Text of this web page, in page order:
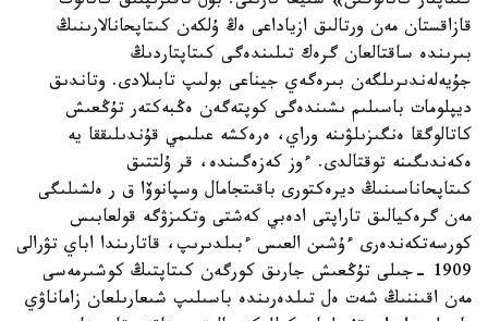
قازاقستان مەن ورتالىق ازياداعى ەڭ ۇلكەن كىتاپحانالارىنىڭ
بىرىندە ساقتالعان گرەك تىلىندەگى كىتاپتاردىڭ
جۇيەلەندىرىلگەن بىرەگەي جيناعى بولىپ تابىلادى. وتاندىق
ديپلومات باسىلىم ىشىندەگى كوپتەگەن ەڭبەكتەر تۇڭعىش
كاتالوگقا ەنگىزىلۋىنە وراي، ەرەكشە عىلىمي قۇندىلىققا يە
ەكەندىگىنە توقتالدى. ءوز كەزەگىندە، قر ۇلتتىق
كىتاپحاناسىنىڭ ديرەكتورى باقىتجامال وسپانوۆا ق ر ەلشىلىگى
مەن گرەكيالىق تاراپتى ادەبي كەشتى وتكىزۋگە قولعابىس
كورسەتكەندەرى ءۇشىن العىس ءبىلدىرىپ، قاتارىندا اباي تۋرالى
1909 -جىلى تۇڭعىش جارىق كورگەن كىتاپتىڭ كوشىرمەسى
مەن اقىننىڭ شەت ەل تىلدەرىندە باسىلىپ شىعارىلعان زاماناۋي